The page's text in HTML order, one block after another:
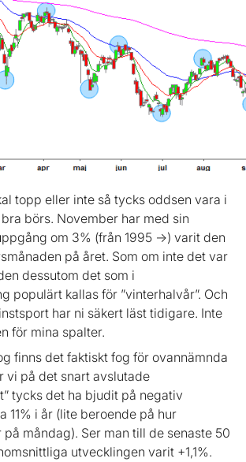
topp eller inte så tycks oddsen vara i
börs. November har med sin
om 3% (från 1995 ->) varit den
på året. Som om inte det var
dessutom det som i
populärt kallas för ”vinterhalvår”. Och
har ni säkert läst tidigare. Inte
för mina spalter.
finns det faktiskt fog för ovannämnda
vi på det snart avslutade
tycks det ha bjudit på negativ
11% i år (lite beroende på hur
måndag). Ser man till de senaste 50
utvecklingen varit +1,1%.